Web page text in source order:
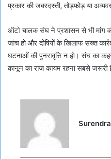
प्रकार की जबरदस्ती, तोड़फोड़ या
ऑटो चालक संघ ने प्रशासन से भी मांग
जांच हो और दोषियों के खिलाफ सख्त
घटनाओं की पुनरावृत्ति न हो। संघ का
कानून का राज कायम रहना सबसे जरूरी